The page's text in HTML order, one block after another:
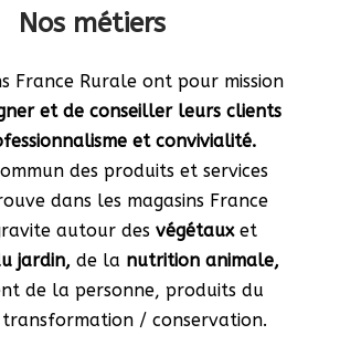
Nos métiers
France Rurale ont pour mission
et de conseiller leurs clients
et convivialité.
des produits et services
dans les magasins France
autour des végétauxet
jardin, de la nutrition animale,
de la personne, produits du
/ conservation.